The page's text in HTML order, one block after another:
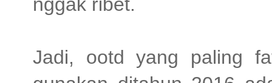
nggak ribet.
Jadi, ootd yang paling